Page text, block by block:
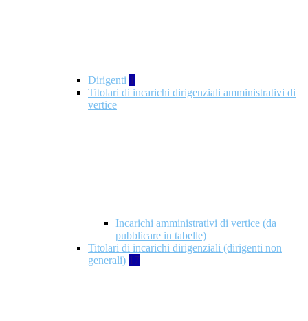
Dirigenti 1
Titolari di incarichi dirigenziali amministrativi di
vertice
Incarichi amministrativi di vertice (da
pubblicare in tabelle)
Titolari di incarichi dirigenziali (dirigenti non
generali) 17